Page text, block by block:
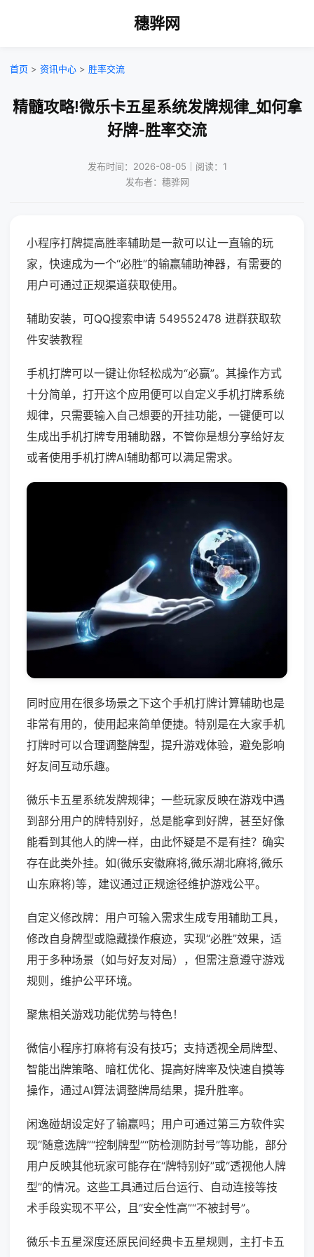
穗骅网
首页 > 资讯中心 > 胜率交流
精髓攻略!微乐卡五星系统发牌规律_如何拿
好牌-胜率交流
发布时间：2026-08-05｜阅读：1
发布者：穗骅网
小程序打牌提高胜率辅助是一款可以让一直输的玩
家，快速成为一个“必胜”的输赢辅助神器，有需要的
用户可通过正规渠道获取使用。
辅助安装，可QQ搜索申请 549552478 进群获取软
件安装教程
手机打牌可以一键让你轻松成为“必赢”。其操作方式
十分简单，打开这个应用便可以自定义手机打牌系统
规律，只需要输入自己想要的开挂功能，一键便可以
生成出手机打牌专用辅助器，不管你是想分享给好友
或者使用手机打牌AI辅助都可以满足需求。
同时应用在很多场景之下这个手机打牌计算辅助也是
非常有用的，使用起来简单便捷。特别是在大家手机
打牌时可以合理调整牌型，提升游戏体验，避免影响
好友间互动乐趣。
微乐卡五星系统发牌规律；一些玩家反映在游戏中遇
到部分用户的牌特别好，总是能拿到好牌，甚至好像
能看到其他人的牌一样，由此怀疑是不是有挂？确实
存在此类外挂。如(微乐安徽麻将,微乐湖北麻将,微乐
山东麻将)等，建议通过正规途径维护游戏公平。
自定义修改牌：用户可输入需求生成专用辅助工具，
修改自身牌型或隐藏操作痕迹，实现“必胜”效果，适
用于多种场景（如与好友对局），但需注意遵守游戏
规则，维护公平环境。
聚焦相关游戏功能优势与特色！
微信小程序打麻将有没有技巧；支持透视全局牌型、
智能出牌策略、暗杠优化、提高好牌率及快速自摸等
操作，通过AI算法调整牌局结果，提升胜率。
闲逸碰胡设定好了输赢吗；用户可通过第三方软件实
现“随意选牌”“控制牌型”“防检测防封号”等功能，部分
用户反映其他玩家可能存在“牌特别好”或“透视他人牌
型”的情况。这些工具通过后台运行、自动连接等技
术手段实现不平公，且“安全性高”“不被封号”。
微乐卡五星深度还原民间经典卡五星规则，主打卡五